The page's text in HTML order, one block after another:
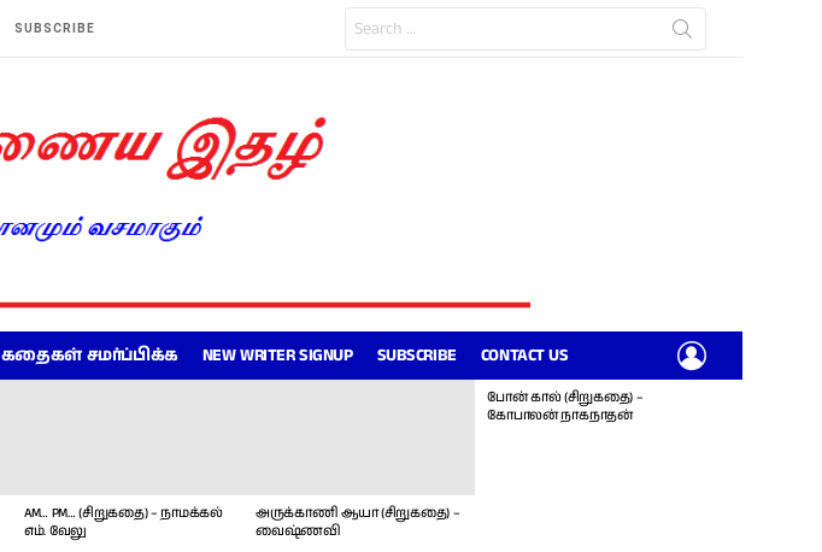
SUBSCRIBE
for:
கதைகள் சமர்ப்பிக்க NEW WRITER SIGNUP SUBSCRIBE CONTACT US
AM… PM… (சிறுகதை) – நாமக்கல்
எம். வேலு
அருக்காணி ஆயா (சிறுகதை) –
வைஷ்ணவி
போன் கால் (சிறுகதை) –
கோபாலன் நாகநாதன்